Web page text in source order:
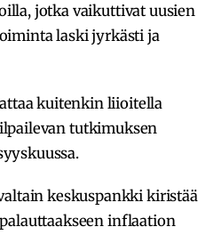
jotka vaikuttivat uusien
laski jyrkästi ja
kuitenkin liioitella
tutkimuksen
keskuspankki kiristää
inflaation